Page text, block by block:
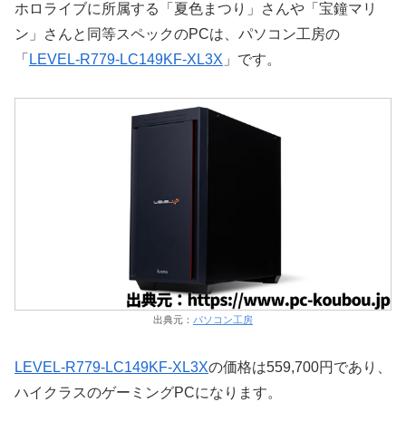
ホロライブに所属する「夏色まつり」さんや「宝鐘マリ
ン」さんと同等スペックのPCは、パソコン工房の
「 LEVEL-R779-LC149KF-XL3X 」です。
出典元： パソコン工房
LEVEL-R779-LC149KF-XL3Xの価格は559,700円であり、
ハイクラスのゲーミングPCになります。